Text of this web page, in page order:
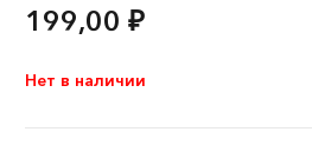
199,00 ₽
Нет в наличии